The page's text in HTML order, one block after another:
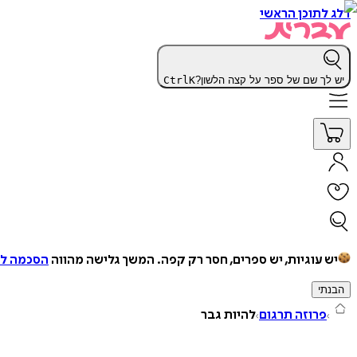
דלג לתוכן הראשי
יש לך שם של ספר על קצה הלשון? CtrlK
יש עוגיות, יש ספרים, חסר רק קפה. המשך גלישה מהווה הסכמה
הבנתי
פרוזה תרגום להיות גבר